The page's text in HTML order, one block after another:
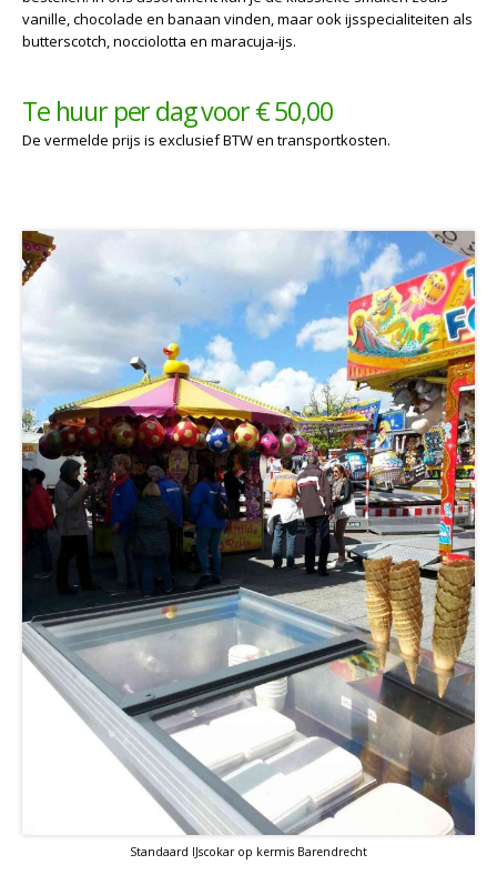
vanille, chocolade en banaan vinden, maar ook ijsspecialiteiten als
butterscotch, nocciolotta en maracuja-ijs.
Te huur per dag voor € 50,00
De vermelde prijs is exclusief BTW en transportkosten.
Standaard IJscokar op kermis Barendrecht